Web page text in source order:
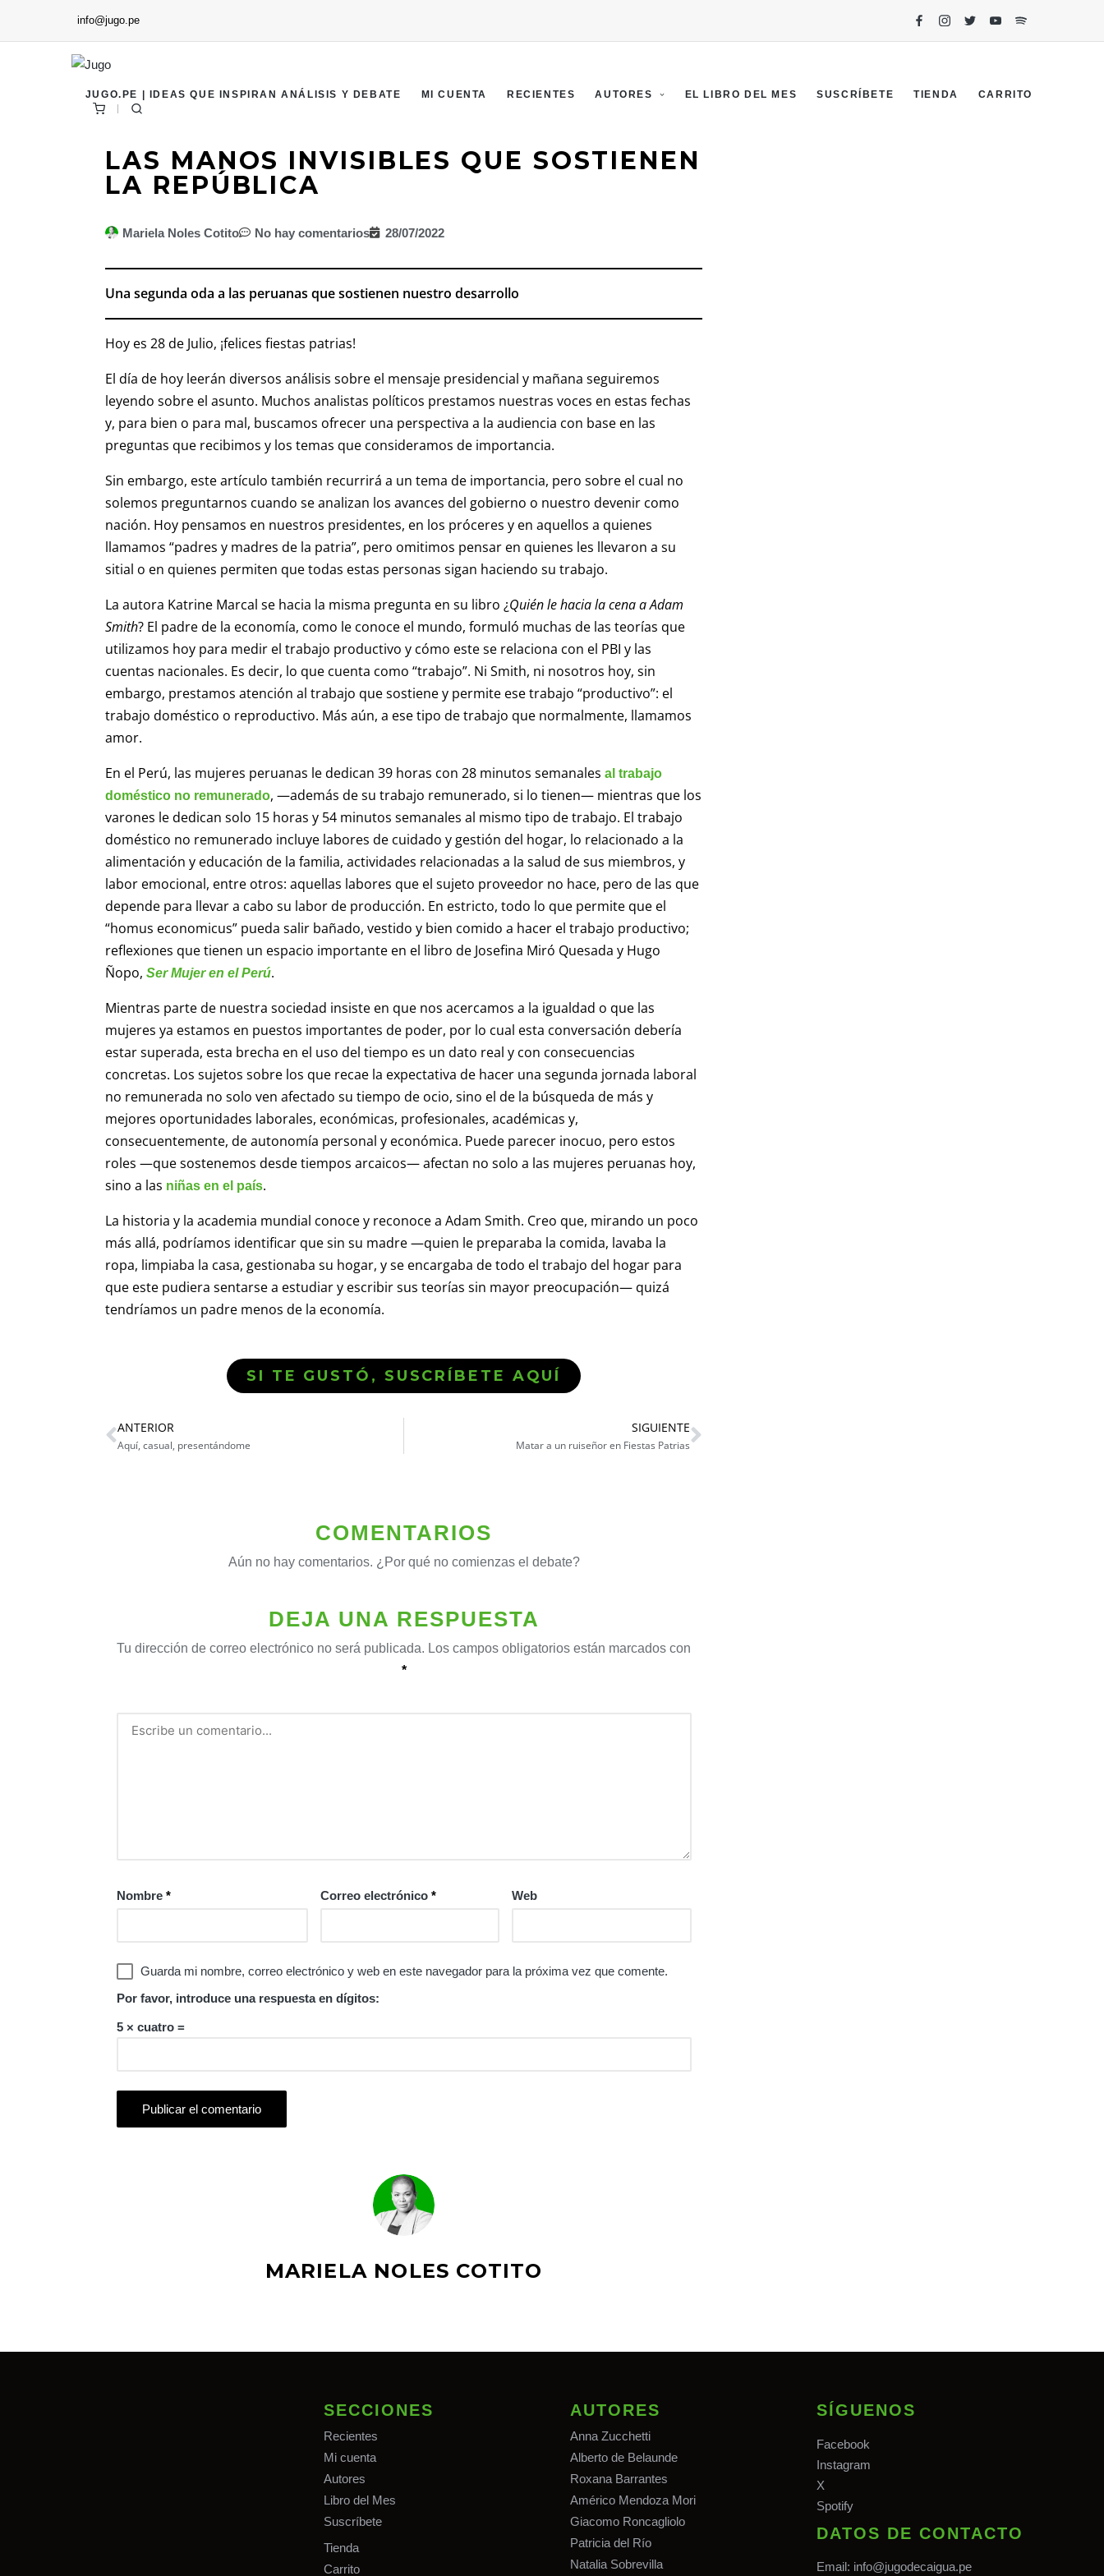
info@jugo.pe
JUGO.PE | IDEAS QUE INSPIRAN ANÁLISIS Y DEBATE MI CUENTA RECIENTES AUTORES EL LIBRO DEL MES SUSCRÍBETE TIENDA CARRITO
LAS MANOS INVISIBLES QUE SOSTIENEN
LA REPÚBLICA
Mariela Noles Cotito No hay comentarios 28/07/2022
Una segunda oda a las peruanas que sostienen nuestro desarrollo
Hoy es 28 de Julio, ¡felices fiestas patrias!
El día de hoy leerán diversos análisis sobre el mensaje presidencial y mañana seguiremos
leyendo sobre el asunto. Muchos analistas políticos prestamos nuestras voces en estas fechas
y, para bien o para mal, buscamos ofrecer una perspectiva a la audiencia con base en las
preguntas que recibimos y los temas que consideramos de importancia.
Sin embargo, este artículo también recurrirá a un tema de importancia, pero sobre el cual no
solemos preguntarnos cuando se analizan los avances del gobierno o nuestro devenir como
nación. Hoy pensamos en nuestros presidentes, en los próceres y en aquellos a quienes
llamamos “padres y madres de la patria”, pero omitimos pensar en quienes les llevaron a su
sitial o en quienes permiten que todas estas personas sigan haciendo su trabajo.
La autora Katrine Marcal se hacia la misma pregunta en su libro ¿Quién le hacia la cena a Adam
Smith? El padre de la economía, como le conoce el mundo, formuló muchas de las teorías que
utilizamos hoy para medir el trabajo productivo y cómo este se relaciona con el PBI y las
cuentas nacionales. Es decir, lo que cuenta como “trabajo”. Ni Smith, ni nosotros hoy, sin
embargo, prestamos atención al trabajo que sostiene y permite ese trabajo “productivo”: el
trabajo doméstico o reproductivo. Más aún, a ese tipo de trabajo que normalmente, llamamos
amor.
En el Perú, las mujeres peruanas le dedican 39 horas con 28 minutos semanalesal trabajo
doméstico no remunerado, —además de su trabajo remunerado, si lo tienen— mientras que los
varones le dedican solo 15 horas y 54 minutos semanales al mismo tipo de trabajo. El trabajo
doméstico no remunerado incluye labores de cuidado y gestión del hogar, lo relacionado a la
alimentación y educación de la familia, actividades relacionadas a la salud de sus miembros, y
labor emocional, entre otros: aquellas labores que el sujeto proveedor no hace, pero de las que
depende para llevar a cabo su labor de producción. En estricto, todo lo que permite que el
“homus economicus” pueda salir bañado, vestido y bien comido a hacer el trabajo productivo;
reflexiones que tienen un espacio importante en el libro de Josefina Miró Quesada y Hugo
Ñopo,Ser Mujer en el Perú.
Mientras parte de nuestra sociedad insiste en que nos acercamos a la igualdad o que las
mujeres ya estamos en puestos importantes de poder, por lo cual esta conversación debería
estar superada, esta brecha en el uso del tiempo es un dato real y con consecuencias
concretas. Los sujetos sobre los que recae la expectativa de hacer una segunda jornada laboral
no remunerada no solo ven afectado su tiempo de ocio, sino el de la búsqueda de más y
mejores oportunidades laborales, económicas, profesionales, académicas y,
consecuentemente, de autonomía personal y económica. Puede parecer inocuo, pero estos
roles —que sostenemos desde tiempos arcaicos— afectan no solo a las mujeres peruanas hoy,
sino a las niñas en el país.
La historia y la academia mundial conoce y reconoce a Adam Smith. Creo que, mirando un poco
más allá, podríamos identificar que sin su madre —quien le preparaba la comida, lavaba la
ropa, limpiaba la casa, gestionaba su hogar, y se encargaba de todo el trabajo del hogar para
que este pudiera sentarse a estudiar y escribir sus teorías sin mayor preocupación— quizá
tendríamos un padre menos de la economía.
SI TE GUSTÓ, SUSCRÍBETE AQUÍ
ANTERIOR
Aquí, casual, presentándome
SIGUIENTE
Matar a un ruiseñor en Fiestas Patrias
COMENTARIOS
Aún no hay comentarios. ¿Por qué no comienzas el debate?
DEJA UNA RESPUESTA
Tu dirección de correo electrónico no será publicada. Los campos obligatorios están marcados con
*
Nombre * Correo electrónico * Web
Guarda mi nombre, correo electrónico y web en este navegador para la próxima vez que comente.
Por favor, introduce una respuesta en dígitos:
5 × cuatro =
MARIELA NOLES COTITO
SECCIONES
Recientes
Mi cuenta
Autores
Libro del Mes
Suscríbete
Tienda
Carrito
AUTORES
Anna Zucchetti
Alberto de Belaunde
Roxana Barrantes
Américo Mendoza Mori
Giacomo Roncagliolo
Patricia del Río
Natalia Sobrevilla
SÍGUENOS
Facebook
Instagram
X
Spotify
DATOS DE CONTACTO
Email: info@jugodecaigua.pe